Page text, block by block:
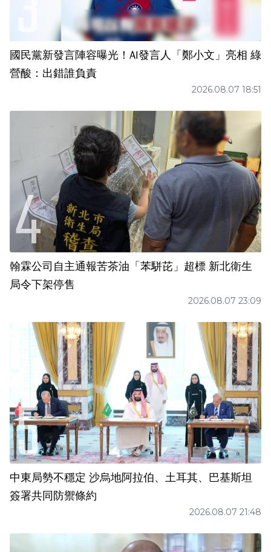
國民黨新發言陣容曝光！AI發言人「鄭小文」亮相 綠
營酸：出錯誰負責
2026.08.07 18:51
翰霖公司自主通報苦茶油「苯駢芘」超標 新北衛生
局令下架停售
2026.08.07 23:09
中東局勢不穩定 沙烏地阿拉伯、土耳其、巴基斯坦
簽署共同防禦條約
2026.08.07 21:48